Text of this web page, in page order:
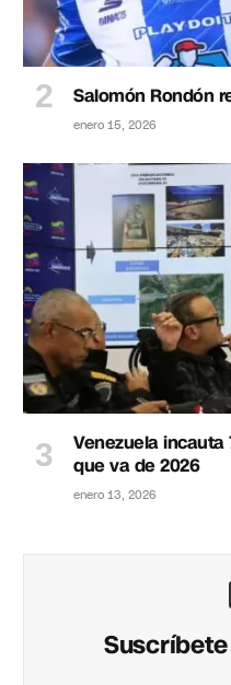
Salomón Rondón
enero 15, 2026
Venezuela
que va de 2026
enero 13, 2026